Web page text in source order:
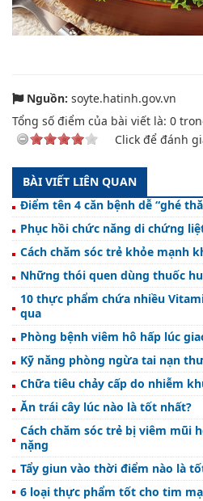
Nguồn: soyte.hatinh.gov.vn
Tổng số điểm của bài viết là: 0
Click để đánh
BÀI VIẾT LIÊN QUAN
Điểm tên 4 căn bệnh dễ “ghé
Phục hồi chức năng di chứng
Cách chăm sóc trẻ khỏe mạnh
Những thói quen dùng thuốc
10 thực phẩm chứa nhiều
qua
Phòng bệnh viêm hô hấp lúc
Kỹ năng phòng ngừa tai nạn
Chữa tiêu chảy cấp do nhiễm
Ăn trái cây lúc nào là tốt nhất?
Cách chăm sóc trẻ bị viêm mũi
nặng
Tẩy giun vào thời điểm nào là
6 loại thực phẩm tốt cho tim